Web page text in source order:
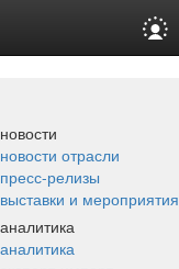
новости
новости отрасли
пресс-релизы
выставки и мероприятия
аналитика
аналитика